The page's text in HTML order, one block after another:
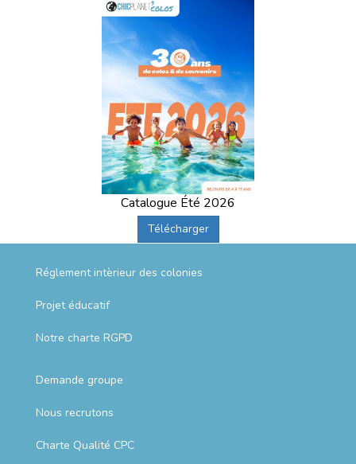
Catalogue Été 2026
Télécharger
Réglement intèrieur des colonies
Projet éducatif
Notre charte RGPD
Demande groupe
Nous recrutons
Charte Qualité CPC